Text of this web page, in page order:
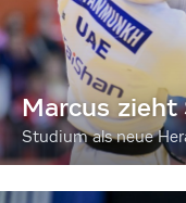
Marcus zieht
Studium als neue